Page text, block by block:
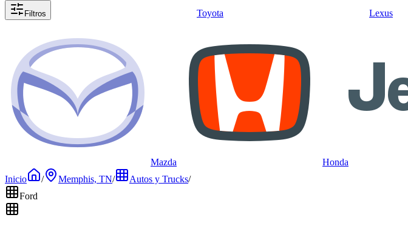
Filtros Toyota Lexus
Mazda Honda
Inicio
/ Memphis, TN/ Autos y Trucks/
Ford